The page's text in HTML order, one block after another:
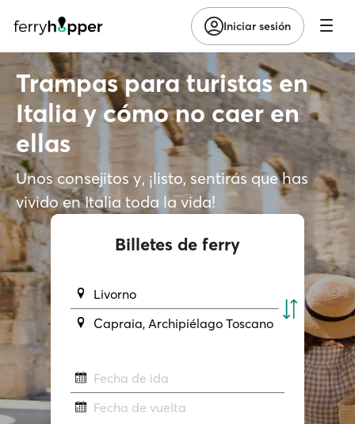
Iniciar sesión
Trampas para turistas en
Italia y cómo no caer en
ellas
Unos consejitos y, ¡listo, sentirás que has
vivido en Italia toda la vida!
Billetes de ferry
Livorno
Capraia, Archipiélago Toscano
Fecha de ida
Fecha de vuelta